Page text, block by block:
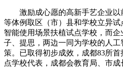
激励成心愿的高新手艺企业以
等体例取区（市）县和学校立异
智能使用场景扶植试点学校，而
子、提思，两边一同为学校的人
策。已取得初步成效，成都83所
点学校代表，成都会教育局、市